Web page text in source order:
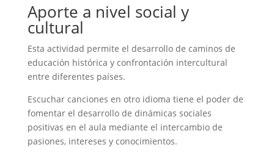
Aporte a nivel social y
cultural
Esta actividad permite el desarrollo de caminos de
educación histórica y confrontación intercultural
entre diferentes países.
Escuchar canciones en otro idioma tiene el poder de
fomentar el desarrollo de dinámicas sociales
positivas en el aula mediante el intercambio de
pasiones, intereses y conocimientos.